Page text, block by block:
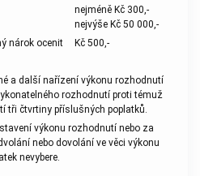
nejméně Kč 300,-
nejvýše Kč 50 000,-
nárok ocenit
Kč 500,-
a další nařízení výkonu rozhodnutí
rozhodnutí proti témuž
tři čtvrtiny příslušných poplatků.
výkonu rozhodnutí nebo za
nebo dovolání ve věci výkonu
nevybere.